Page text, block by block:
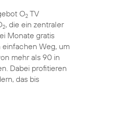
O2 TV
2, die ein zentraler
Monate gratis
Weg, um
mehr als 90 in
Dabei profitieren
das bis